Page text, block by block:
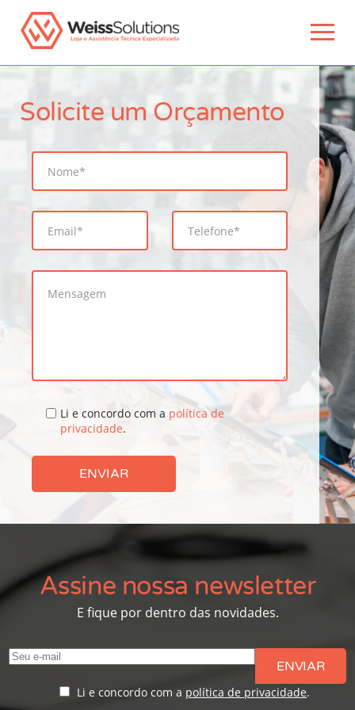
Solicite um Orçamento
Li e concordo com a política de
privacidade.
Assine nossa newsletter
E fique por dentro das novidades.
Li e concordo com a política de privacidade.